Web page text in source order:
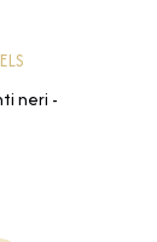
neri -